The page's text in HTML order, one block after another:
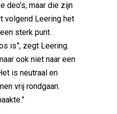
deo’s, maar die zijn
volgend Leering het
sterk punt.
is”, zegt Leering.
ook niet naar een
is neutraal en
vrij rondgaan.